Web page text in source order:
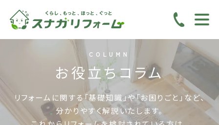
COLUMN
お役立ちコラム
リフォームに関する「基礎知識」や「お困りごと」など、
分かりやすく解説いたします。